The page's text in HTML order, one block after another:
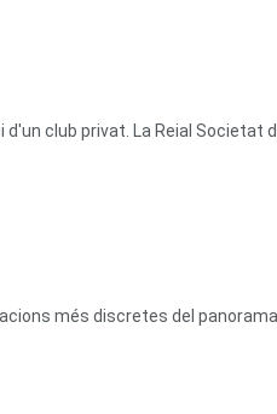
club privat. La Reial Societat
més discretes del